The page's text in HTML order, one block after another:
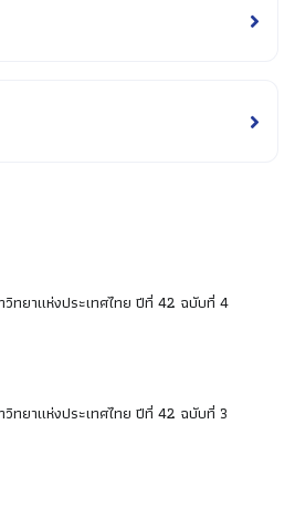
วิทยาแห่งประเทศไทย ปีที่ 42 ฉบับที่ 4
วิทยาแห่งประเทศไทย ปีที่ 42 ฉบับที่ 3